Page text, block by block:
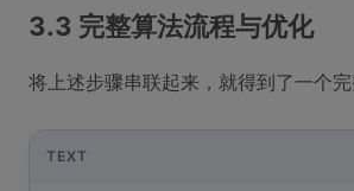
3.3 完整算法流程与优化
将上述步骤串联起来，就得到了一个
TEXT